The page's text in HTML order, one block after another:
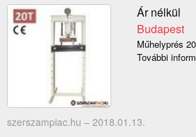
Ár nélkül
Budapest
Műhelyprés
További
szerszampiac.hu – 2018.01.13.